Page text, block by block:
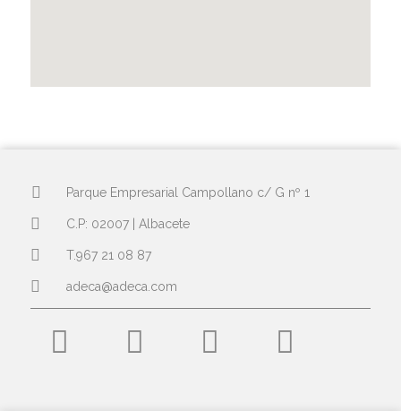
Parque Empresarial Campollano c/ G nº 1
C.P: 02007 | Albacete
T.967 21 08 87
adeca@adeca.com